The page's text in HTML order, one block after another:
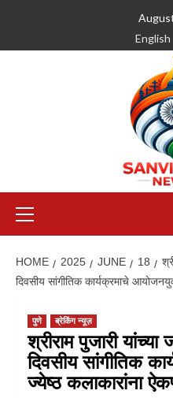
English
HOME 2025 JUNE 18
दिवसीय सांगीतिक कार्यक्रमाचे
पुणे ब्रेकिंग न्यूज़
श्रीराम पुजारी यांच्या
दिवसीय सांगीतिक
ज्येष्ठ कलाकारांना